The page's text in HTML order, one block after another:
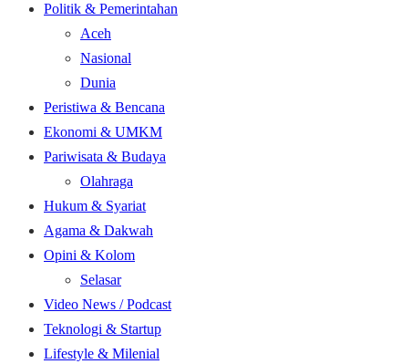
Politik & Pemerintahan
Aceh
Nasional
Dunia
Peristiwa & Bencana
Ekonomi & UMKM
Pariwisata & Budaya
Olahraga
Hukum & Syariat
Agama & Dakwah
Opini & Kolom
Selasar
Video News / Podcast
Teknologi & Startup
Lifestyle & Milenial